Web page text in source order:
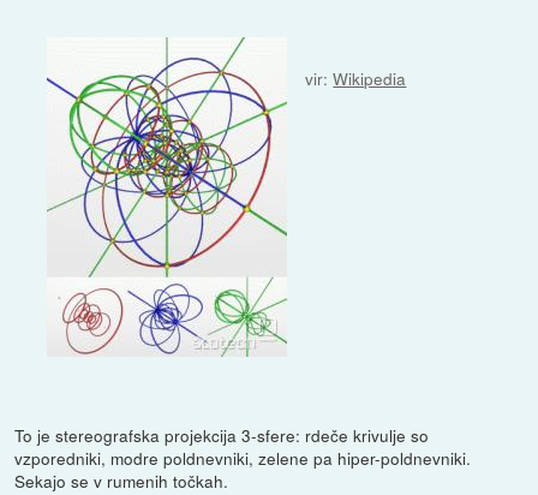
vir:Wikipedia
To je stereografska projekcija 3-sfere: rdeče krivulje so
vzporedniki, modre poldnevniki, zelene pa hiper-poldnevniki.
Sekajo se v rumenih točkah.